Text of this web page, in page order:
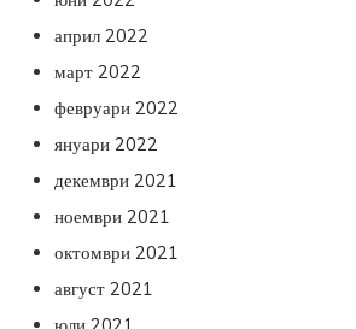
април 2022
март 2022
февруари 2022
януари 2022
декември 2021
ноември 2021
октомври 2021
август 2021
юли 2021